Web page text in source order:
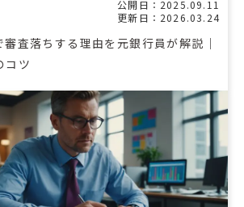
公開日：2025.09.11
更新日：2026.03.24
審査落ちする理由を元銀行員が解説｜
コツ